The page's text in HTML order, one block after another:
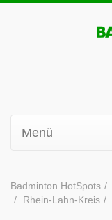
Menü
Badminton HotSpots
Rhein-Lahn-Kreis